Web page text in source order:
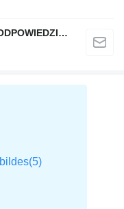
QINDITO SPÓŁKA Z OGRANICZONĄ ODPOWIEDZIALNOŚCIĄ